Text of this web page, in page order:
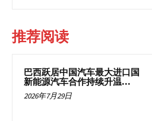
推荐阅读
巴西跃居中国汽车最大进口国
新能源汽车合作持续升温...
2026年7月29日